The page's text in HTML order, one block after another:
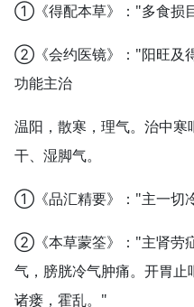
①《得配本草》："多食损
②《会约医镜》："阳旺及
功能主治
温阳，散寒，理气。治中寒
干、湿脚气。
①《品汇精要》："主一切
②《本草蒙筌》："主肾劳
气，膀胱冷气肿痛。开胃止
诸瘘，霍乱。"